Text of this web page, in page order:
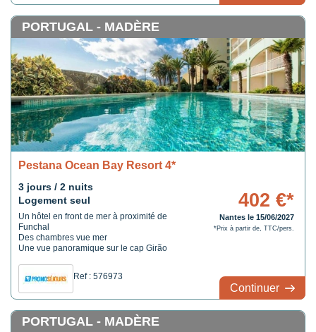
PORTUGAL - MADÈRE
Pestana Ocean Bay Resort 4*
3 jours / 2 nuits
Logement seul
Un hôtel en front de mer à proximité de
Funchal
Des chambres vue mer
Une vue panoramique sur le cap Girão
Ref : 576973
402 €*
Nantes le 15/06/2027
*Prix à partir de, TTC/pers.
Continuer
PORTUGAL - MADÈRE